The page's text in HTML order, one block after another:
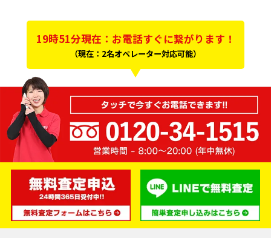
19時51分現在：お電話すぐに繋がります！
（現在：2名オペレーター対応可能）